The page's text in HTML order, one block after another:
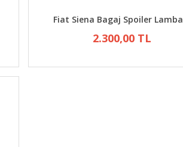
Fiat Siena Bagaj Spoiler
2.300,00 TL